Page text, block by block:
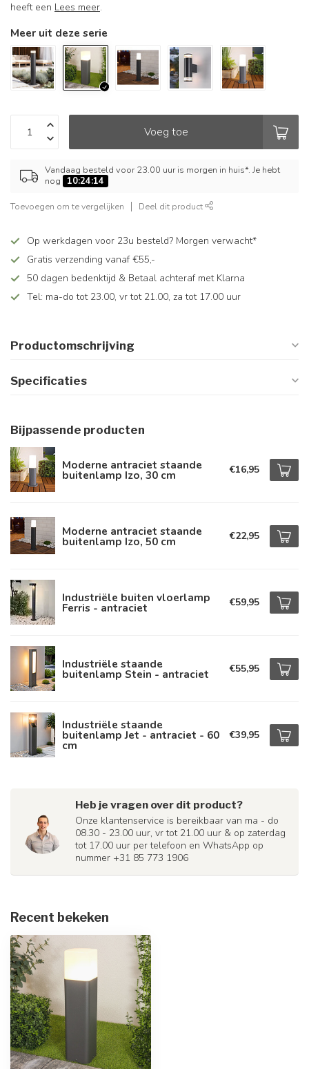
heeft een Lees meer.
Meer uit deze serie
Voeg toe
Vandaag besteld voor 23.00 uur is morgen in huis*. Je hebt
nog
10:24:13
Toevoegen om te vergelijken Deel dit product
Op werkdagen voor 23u besteld? Morgen verwacht*
Gratis verzending vanaf €55,-
50 dagen bedenktijd & Betaal achteraf met Klarna
Tel: ma-do tot 23.00, vr tot 21.00, za tot 17.00 uur
Productomschrijving
Specificaties
Bijpassende producten
Moderne antraciet staande
buitenlamp Izo, 30 cm €16,95
Moderne antraciet staande
buitenlamp Izo, 50 cm €22,95
Industriële buiten vloerlamp
Ferris - antraciet €59,95
Industriële staande
buitenlamp Stein - antraciet €55,95
Industriële staande
buitenlamp Jet - antraciet - 60
cm
€39,95
Heb je vragen over dit product?
Onze klantenservice is bereikbaar van ma - do
08.30 - 23.00 uur, vr tot 21.00 uur & op zaterdag
tot 17.00 uur per telefoon en WhatsApp op
nummer +31 85 773 1906
Recent bekeken